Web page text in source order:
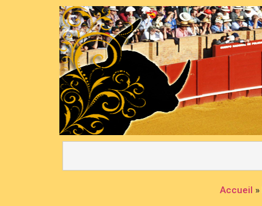
Accueil »